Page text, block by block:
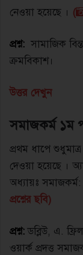
নেওয়া হয়েছে । (
প্রশ্ন: সামাজিক
ক্রমবিকাশ।
উত্তর দেখুন
সমাজকর্ম ১ম
প্রথম ধাপে
দেওয়া হয়েছে ।
অধ্যায়ঃ
প্রশ্নের ছবি)
প্রশ্ন: ডব্লিউ, এ.
ওয়ার্ক প্রদত্ত